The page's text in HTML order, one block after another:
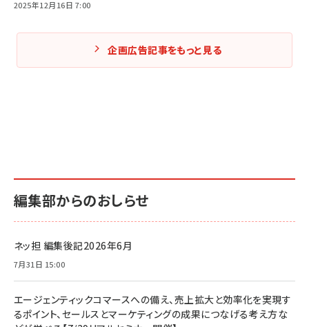
2025年12月16日 7:00
企画広告記事をもっと見る
編集部からのおしらせ
ネッ担 編集後記2026年6月
7月31日 15:00
エージェンティックコマースへの備え、売上拡大と効率化を実現す
るポイント、セールスとマーケティングの成果につなげる考え方な